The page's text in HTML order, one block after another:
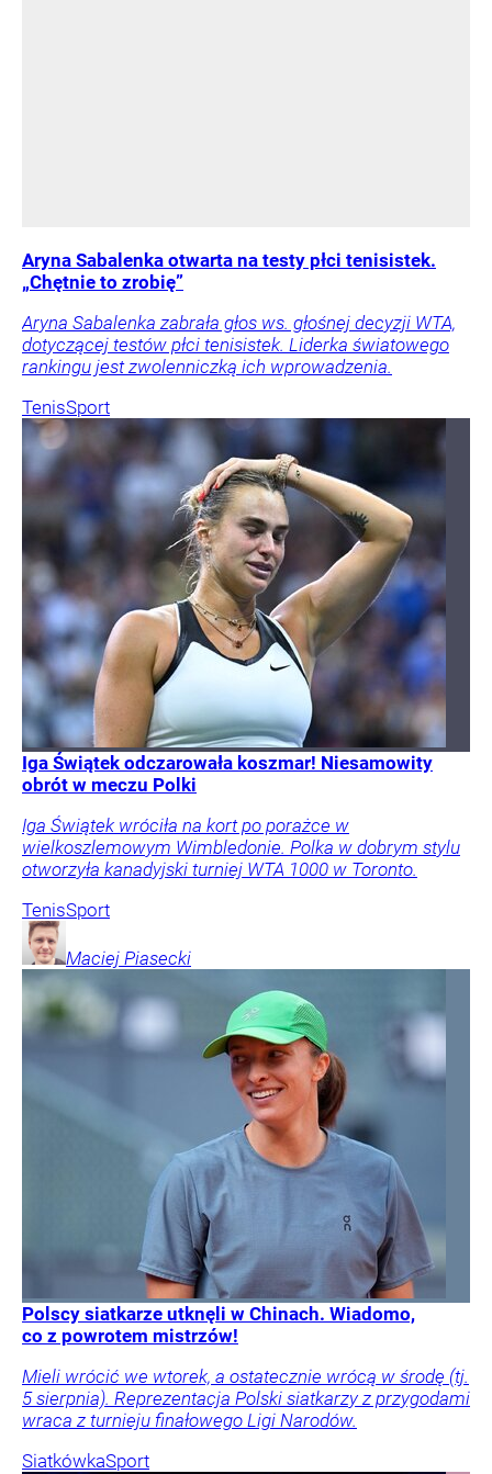
Aryna Sabalenka otwarta na testy płci tenisistek.
„Chętnie to zrobię”
Aryna Sabalenka zabrała głos ws. głośnej decyzji WTA,
dotyczącej testów płci tenisistek. Liderka światowego
rankingu jest zwolenniczką ich wprowadzenia.
TenisSport
Iga Świątek odczarowała koszmar! Niesamowity
obrót w meczu Polki
Iga Świątek wróciła na kort po porażce w
wielkoszlemowym Wimbledonie. Polka w dobrym stylu
otworzyła kanadyjski turniej WTA 1000 w Toronto.
TenisSport
Maciej Piasecki
Polscy siatkarze utknęli w Chinach. Wiadomo,
co z powrotem mistrzów!
Mieli wrócić we wtorek, a ostatecznie wrócą w środę (tj.
5 sierpnia). Reprezentacja Polski siatkarzy z przygodami
wraca z turnieju finałowego Ligi Narodów.
SiatkówkaSport